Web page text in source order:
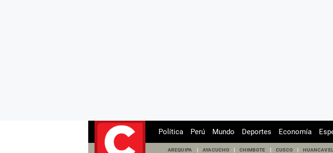
Política Perú Mundo Deportes Economía
AREQUIPA AYACUCHO CHIMBOTE CUSCO